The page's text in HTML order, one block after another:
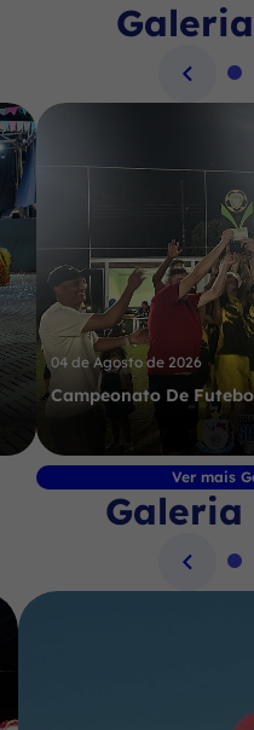
Seção Galeria de
04 de Agosto de 2026
Campeonato De
Ver mais
Seção Galeria de
Galeria